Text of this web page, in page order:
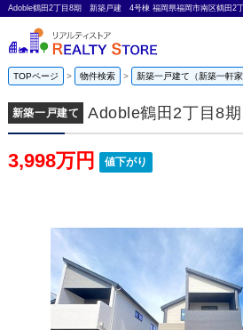
TOPページ 物件検索 新築一戸建て（新築一軒家
新築一戸建て Adoble鶴田2丁目8
3,998万円 値下がり